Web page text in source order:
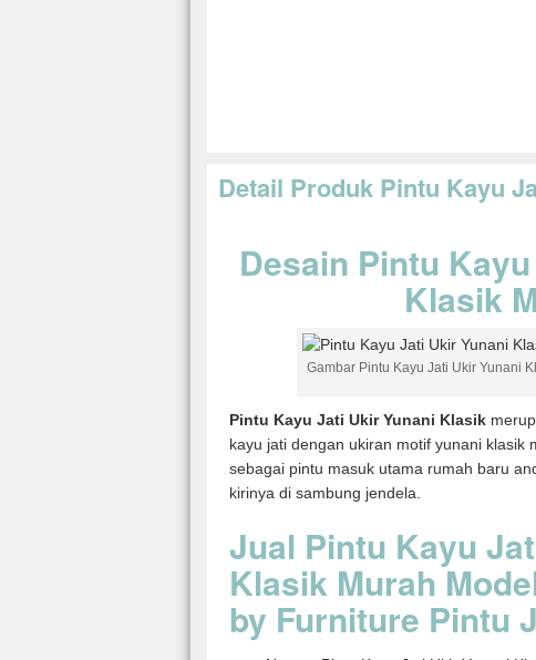
Detail Produk Pintu Kayu
Desain Pintu
Klasik
Gambar Pintu Kayu Jati Ukir Yunani
Pintu Kayu Jati Ukir Yunani Klasik
kayu jati dengan ukiran motif yunani klasik
sebagai pintu masuk utama rumah baru
kirinya di sambung jendela.
Jual Pintu Kayu
Klasik Murah
by Furniture Pintu